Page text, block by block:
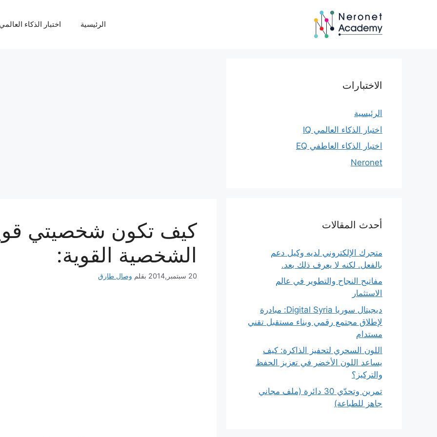
الرئيسية اختبار الذكاء العالمي IQ
كيف تكون شخصيتي
الشخصية القوية:
20 سبتمبر,2014 بقلم وصال طارق
الاختبارات
الرئيسية
اختبار الذكاء العالمي IQ
اختبار الذكاء العاطفي EQ
Neronet
أحدث المقالات
متجرك الإلكتروني لديه وكيل دعم
بالفعل. لكنه لا يعرف ذلك بعد.
مفاتيح النجاح والتطوير في عالم
الاستثمار
ديجيتال سوريا Digital Syria: مبادرة
لإطلاق مجتمع رقمي وبناء مستقبل تقني
مستدام
اللون السحري لتحفيز الذاكرة: كيف
يساعد اللون الأخضر في تعزيز الحفظ
والتركيز؟
تمرين وتحدّي 30 دائرة (ملف مجاني
جاهز للطباعة)